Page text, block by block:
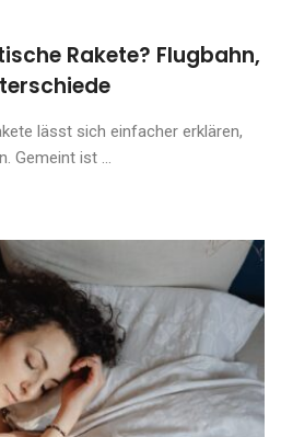
Rakete? Flugbahn,
lässt sich einfacher erklären,
Gemeint ist ...